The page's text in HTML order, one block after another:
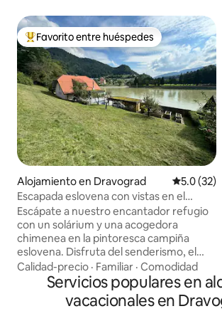
Favorito entre huéspedes preferido
Favorito entre huéspedes
Alojamiento en Dravograd
5.0 (32)
Escapada eslovena con vistas en el
corazón de la ciudad
Escápate a nuestro encantador refugio
con un solárium y una acogedora
chimenea en la pintoresca campiña
eslovena. Disfruta del senderismo, el
ciclismo y la pesca a la vuelta de la
esquina. El sendero para bicicletas pasa
por la casa, ideal para los ciclistas que
exploran el río Drava. El parque de
Calidad-precio · Familiar · Comodidad
Servicios populares en
vacacionales en